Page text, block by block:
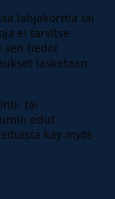
lahjakorttia tai
ei tarvitse
sen tiedot
lasketaan
tai
edut
käy myös